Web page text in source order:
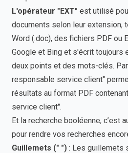
L'opérateur "EXT" est utilisé
documents selon leur extension,
Word (.doc), des fichiers PDF ou
Google et Bing et s'écrit toujours
deux points et des mots-clés.
responsable service client"
résultats au format PDF
service client".
Et la recherche booléenne, c’est
pour rendre vos recherches
Guillemets (" ") : Les guillemets